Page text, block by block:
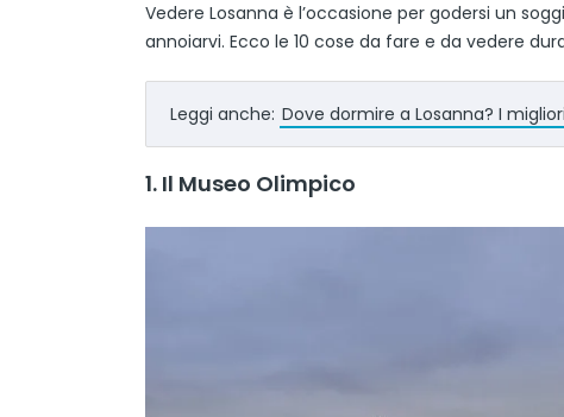
Vedere Losanna è l’occasione per godersi un
annoiarvi. Ecco le 10 cose da fare e da vedere
Leggi anche: Dove dormire a Losanna? I
1. Il Museo Olimpico